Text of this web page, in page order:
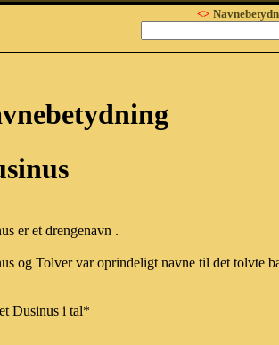
<>
er et drengenavn .
og Tolver var oprindeligt navne til det tolvte
Dusinus i tal*